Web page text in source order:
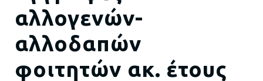
αλλογενών-
αλλοδαπών
φοιτητών ακ. έτους